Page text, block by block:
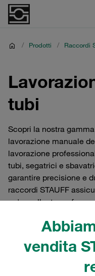
vendita
/ Prodotti / Raccordi
tubi
Scopri la nostra
lavorazione manuale
lavorazione
tubi, segatrici e
garantire precisione e
raccordi STAUFF
un'eccellente